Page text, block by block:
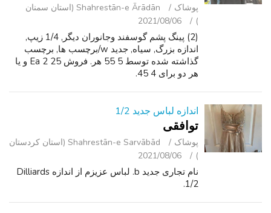
پوشاک
Shahrestān-e Ārādān (استان سمنان
)
2021/08/06
(2) پینگ پشم گوسفند وجانوران دیگر, 1/4 زیپ,
اندازه بزرگ, سیاه, جدید w/برچسب ها, برچسب
گذاشته شده توسط 5 55 هر. فروش Ea 2 25 و یا
هر دو برای 4 45.
اندازه لباس جدید 1/2
توافقی
پوشاک
Shahrestān-e Sarvābād (استان کردستان
)
2021/08/06
نام تجاری جدید b. لباس عزیزم از اندازه Dilliards
1/2.